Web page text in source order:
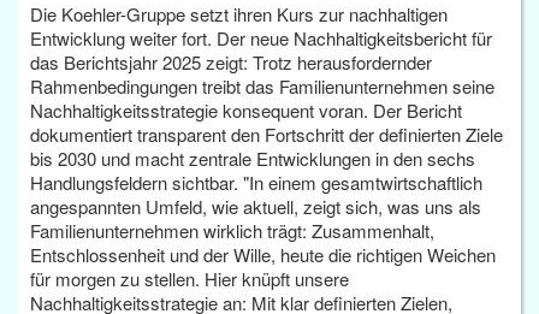
Die Koehler-Gruppe setzt ihren Kurs zur nachhaltigen
Entwicklung weiter fort. Der neue Nachhaltigkeitsbericht für
das Berichtsjahr 2025 zeigt: Trotz herausfordernder
Rahmenbedingungen treibt das Familienunternehmen seine
Nachhaltigkeitsstrategie konsequent voran. Der Bericht
dokumentiert transparent den Fortschritt der definierten Ziele
bis 2030 und macht zentrale Entwicklungen in den sechs
Handlungsfeldern sichtbar. "In einem gesamtwirtschaftlich
angespannten Umfeld, wie aktuell, zeigt sich, was uns als
Familienunternehmen wirklich trägt: Zusammenhalt,
Entschlossenheit und der Wille, heute die richtigen Weichen
für morgen zu stellen. Hier knüpft unsere
Nachhaltigkeitsstrategie an: Mit klar definierten Zielen,